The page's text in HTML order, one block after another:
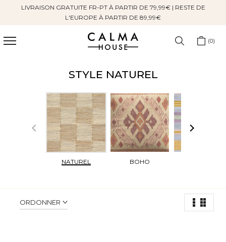
SauterLIVRAISON GRATUITE FR-PT À PARTIR DE 79,99€ | RESTE DE
L'EUROPE À PARTIR DE 89,99€
0
STYLE NATUREL
NATUREL BOHO
ORDONNER